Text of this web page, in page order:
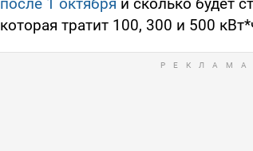
после 1 октября и сколько будет
которая тратит 100, 300 и 500